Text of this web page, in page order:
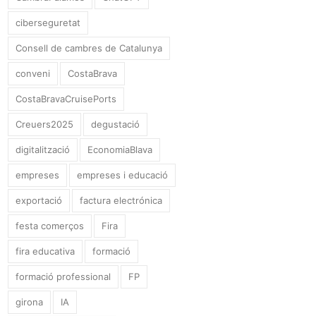
ciberseguretat
Consell de cambres de Catalunya
conveni CostaBrava
CostaBravaCruisePorts
Creuers2025 degustació
digitalització EconomiaBlava
empreses empreses i educació
exportació factura electrónica
festa comerços Fira
fira educativa formació
formació professional FP
girona IA